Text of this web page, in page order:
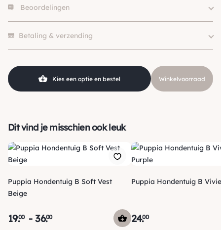
Size
Merk
Puppia
Kleur
25kg), Groot (> 25kg )
Beoordelingen
Betaling & verzending
Kies een optie en bestel Winkelvoorraad
Dit vind je misschien ook leuk
Puppia Hondentuig B Soft Vest
Beige
19.00 -36.00
Puppia Hondentuig B
24.00